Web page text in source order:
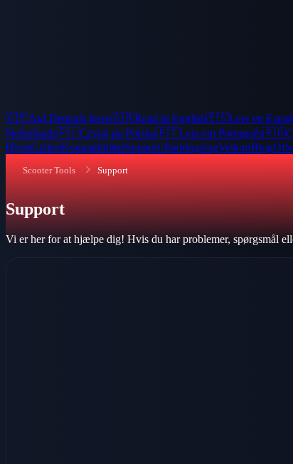
🇩🇪Auf Deutsch lesen🇬🇧Read in English🇪🇸Leer en
Nederlands🇵🇱Czytaj po Polsku🇵🇹Leia em Português🇷🇴
HjemGalleriKompatibilitetSupportÆndringslogVeikortBlog
Scooter Tools Support
Support
Vi er her for at hjælpe dig! Hvis du har problemer, spørgsmål